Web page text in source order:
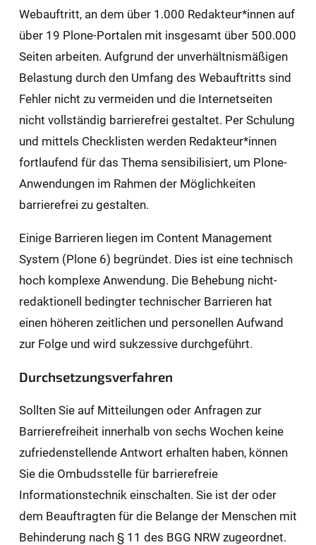
Webauftritt, an dem über 1.000 Redakteur*innen auf
über 19 Plone-Portalen mit insgesamt über 500.000
Seiten arbeiten. Aufgrund der unverhältnismäßigen
Belastung durch den Umfang des Webauftritts sind
Fehler nicht zu vermeiden und die Internetseiten
nicht vollständig barrierefrei gestaltet. Per Schulung
und mittels Checklisten werden Redakteur*innen
fortlaufend für das Thema sensibilisiert, um Plone-
Anwendungen im Rahmen der Möglichkeiten
barrierefrei zu gestalten.
Einige Barrieren liegen im Content Management
System (Plone 6) begründet. Dies ist eine technisch
hoch komplexe Anwendung. Die Behebung nicht-
redaktionell bedingter technischer Barrieren hat
einen höheren zeitlichen und personellen Aufwand
zur Folge und wird sukzessive durchgeführt.
Durchsetzungsverfahren
Sollten Sie auf Mitteilungen oder Anfragen zur
Barrierefreiheit innerhalb von sechs Wochen keine
zufriedenstellende Antwort erhalten haben, können
Sie die Ombudsstelle für barrierefreie
Informationstechnik einschalten. Sie ist der oder
dem Beauftragten für die Belange der Menschen mit
Behinderung nach § 11 des BGG NRW zugeordnet.